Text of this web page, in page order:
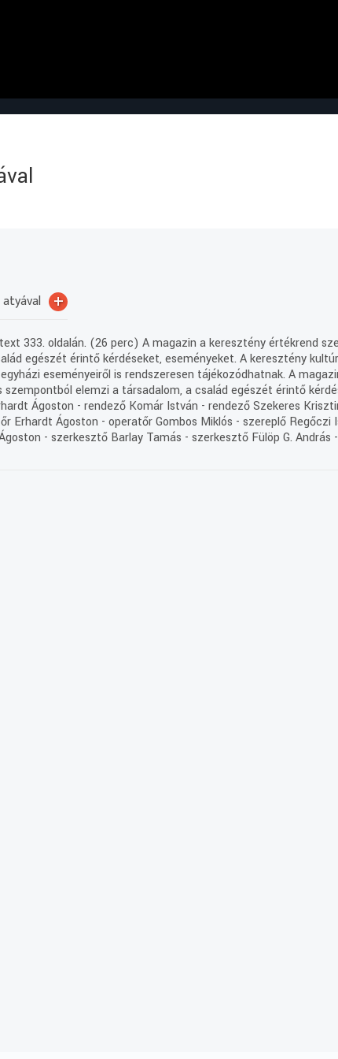
atyával +
333. oldalán. (26 perc) A magazin a keresztény értékrend
egészét érintő kérdéseket, eseményeket. A keresztény
eseményeiről is rendszeresen tájékozódhatnak. A
elemzi a társadalom, a család egészét érintő
Ágoston - rendező Komár István - rendező Szekeres
Erhardt Ágoston - operatőr Gombos Miklós - szereplő Regőczi
- szerkesztő Barlay Tamás - szerkesztő Fülöp G. András